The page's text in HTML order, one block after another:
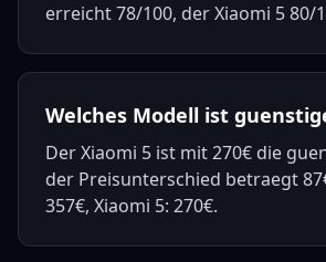
erreicht 78/100, der Xiaomi 5 80/
Welches Modell ist
Der Xiaomi 5 ist mit 270€ die
der Preisunterschied betraegt
357€, Xiaomi 5: 270€.